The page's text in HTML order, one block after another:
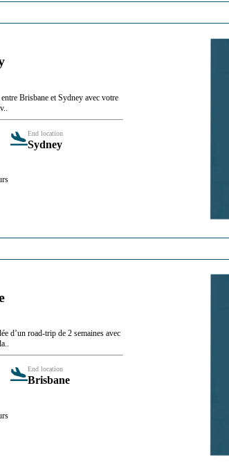
Brisbane et Sydney avec votre
End location
Sydney
d’un road-trip de 2 semaines avec
End location
Brisbane